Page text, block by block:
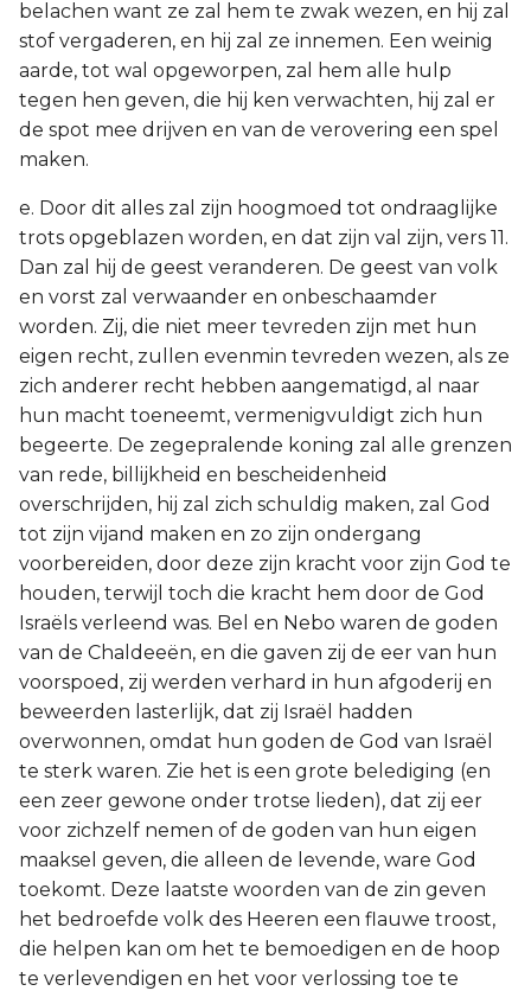
belachen want ze zal hem te zwak wezen, en hij zal
stof vergaderen, en hij zal ze innemen. Een weinig
aarde, tot wal opgeworpen, zal hem alle hulp
tegen hen geven, die hij ken verwachten, hij zal er
de spot mee drijven en van de verovering een spel
maken.
e. Door dit alles zal zijn hoogmoed tot ondraaglijke
trots opgeblazen worden, en dat zijn val zijn, vers 11.
Dan zal hij de geest veranderen. De geest van volk
en vorst zal verwaander en onbeschaamder
worden. Zij, die niet meer tevreden zijn met hun
eigen recht, zullen evenmin tevreden wezen, als ze
zich anderer recht hebben aangematigd, al naar
hun macht toeneemt, vermenigvuldigt zich hun
begeerte. De zegepralende koning zal alle grenzen
van rede, billijkheid en bescheidenheid
overschrijden, hij zal zich schuldig maken, zal God
tot zijn vijand maken en zo zijn ondergang
voorbereiden, door deze zijn kracht voor zijn God te
houden, terwijl toch die kracht hem door de God
Israëls verleend was. Bel en Nebo waren de goden
van de Chaldeeën, en die gaven zij de eer van hun
voorspoed, zij werden verhard in hun afgoderij en
beweerden lasterlijk, dat zij Israël hadden
overwonnen, omdat hun goden de God van Israël
te sterk waren. Zie het is een grote belediging (en
een zeer gewone onder trotse lieden), dat zij eer
voor zichzelf nemen of de goden van hun eigen
maaksel geven, die alleen de levende, ware God
toekomt. Deze laatste woorden van de zin geven
het bedroefde volk des Heeren een flauwe troost,
die helpen kan om het te bemoedigen en de hoop
te verlevendigen en het voor verlossing toe te